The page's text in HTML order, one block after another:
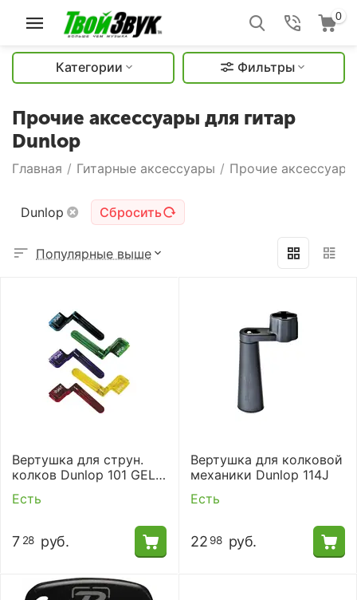
0
Категории Фильтры
Прочие аксессуары для гитар
Dunlop
Главная / Гитарные аксессуары / Прочие
Dunlop Сбросить
Популярные выше
Вертушка для струн.
колков Dunlop 101 GELS
PEGWINDERS-JAR/50
Есть
7 28 руб.
Вертушка для колковой
механики Dunlop 114J
Есть
22 98 руб.